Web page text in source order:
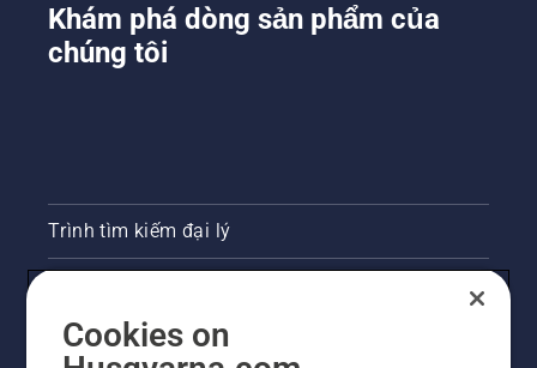
Khám phá dòng sản phẩm của
chúng tôi
Trình tìm kiếm đại lý
Phòng họp báo
Cookies on